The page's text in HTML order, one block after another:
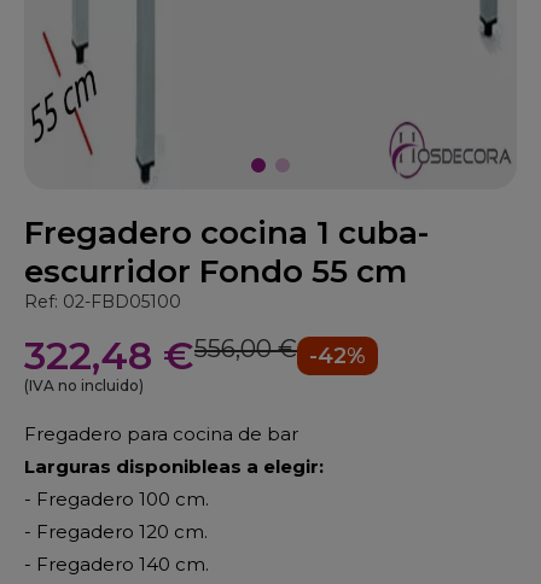
Fregadero cocina 1 cuba-
escurridor Fondo 55 cm
Ref: 02-FBD05100
322,48 €556,00 € -42%
(IVA no incluido)
Fregadero para cocina de bar
Larguras disponibleas a elegir:
- Fregadero 100 cm.
- Fregadero 120 cm.
- Fregadero 140 cm.